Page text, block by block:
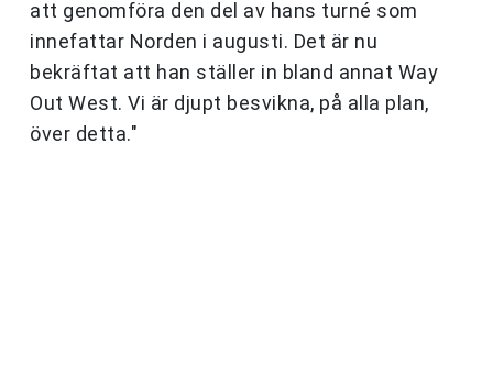
att genomföra den del av hans turné som
innefattar Norden i augusti. Det är nu
bekräftat att han ställer in bland annat Way
Out West. Vi är djupt besvikna, på alla plan,
över detta."